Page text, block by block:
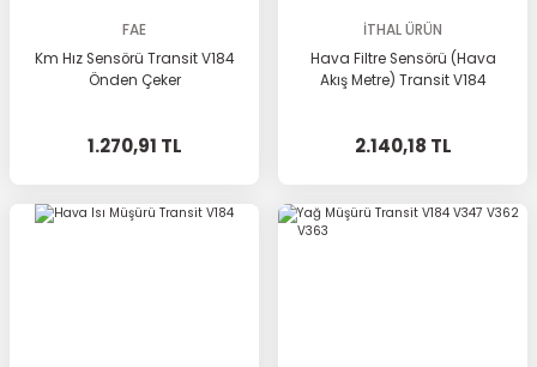
FAE
Km Hız Sensörü Transit V184
Önden Çeker
1.270,91 TL
İTHAL ÜRÜN
Hava Filtre Sensörü (Hava
Akış Metre) Transit V184
2.140,18 TL